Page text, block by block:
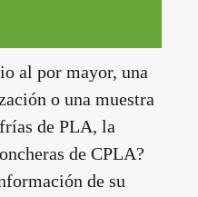
al por mayor, una
o una muestra
de PLA, la
de CPLA?
de su